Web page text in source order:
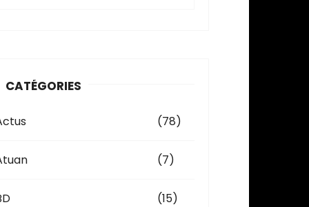
CATÉGORIES
(78)
(7)
(15)